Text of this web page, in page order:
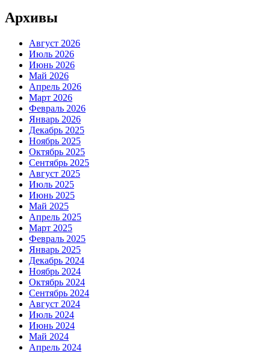
Архивы
Август 2026
Июль 2026
Июнь 2026
Май 2026
Апрель 2026
Март 2026
Февраль 2026
Январь 2026
Декабрь 2025
Ноябрь 2025
Октябрь 2025
Сентябрь 2025
Август 2025
Июль 2025
Июнь 2025
Май 2025
Апрель 2025
Март 2025
Февраль 2025
Январь 2025
Декабрь 2024
Ноябрь 2024
Октябрь 2024
Сентябрь 2024
Август 2024
Июль 2024
Июнь 2024
Май 2024
Апрель 2024